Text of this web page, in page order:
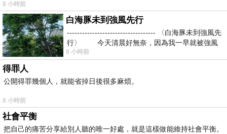
8 小時前
白海豚未到強風先行
----------------------------------- 〈白海豚未到強風先
行〉 今天清晨好無奈，因為我一早就被強風
8 小時前
得罪人
公開得罪幾個人，就能省掉日後很多麻煩。
8 小時前
社會平衡
把自己的痛苦分享給別人聽的唯一好處，就是這樣做能維持社會平衡。